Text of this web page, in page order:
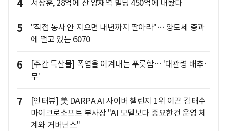
4 서장훈, 28억에 산 양재역 빌딩 450억에 내놨다
5
"직접 농사 안 지으면 내년까지 팔아라"… 양도세 중과
에 떨고 있는 6070
6
[주간 특산물] 폭염을 이겨내는 푸릇함… '대관령 배추·
무'
7
[인터뷰] 美 DARPA AI 사이버 챌린지 1위 이끈 김태수
마이크로소프트 부사장 "AI 모델보다 중요한건 운영 체
계와 거버넌스"